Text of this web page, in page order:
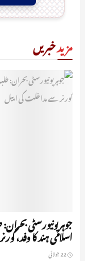
مزیدخبریں
جوہر یونیورسٹی
اسلامی ہند کا وفد،